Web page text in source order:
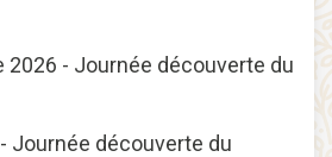
2026 - Journée découverte du
Journée découverte du